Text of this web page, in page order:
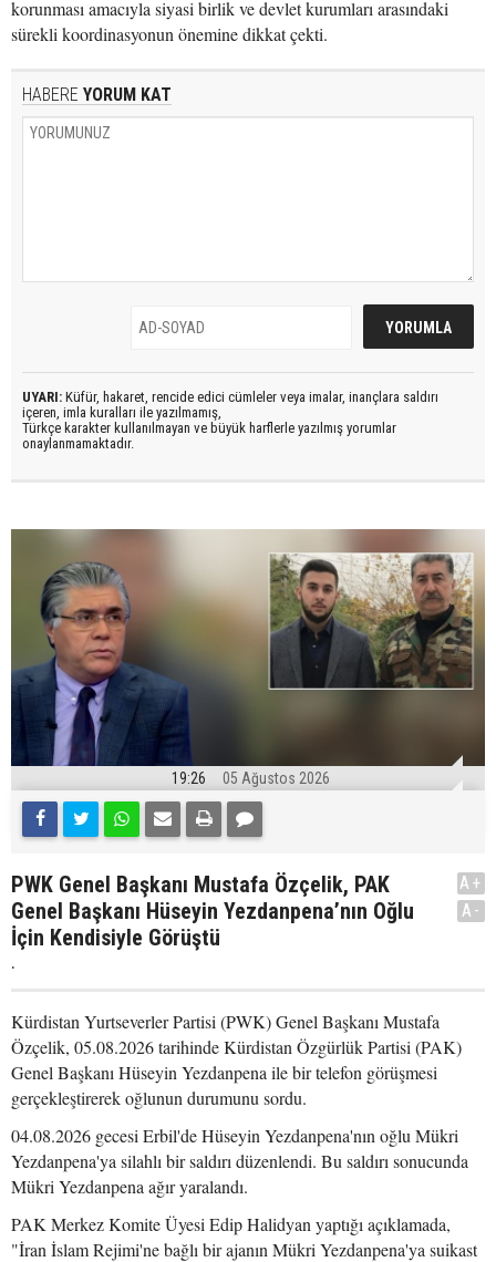
korunması amacıyla siyasi birlik ve devlet kurumları arasındaki
sürekli koordinasyonun önemine dikkat çekti.
HABERE YORUM KAT
UYARI: Küfür, hakaret, rencide edici cümleler veya imalar, inançlara saldırı
içeren, imla kuralları ile yazılmamış,
Türkçe karakter kullanılmayan ve büyük harflerle yazılmış yorumlar
onaylanmamaktadır.
19:26 05 Ağustos 2026
PWK Genel Başkanı Mustafa Özçelik, PAK
Genel Başkanı Hüseyin Yezdanpena’nın Oğlu
İçin Kendisiyle Görüştü
.
A+
A-
Kürdistan Yurtseverler Partisi (PWK) Genel Başkanı Mustafa
Özçelik, 05.08.2026 tarihinde Kürdistan Özgürlük Partisi (PAK)
Genel Başkanı Hüseyin Yezdanpena ile bir telefon görüşmesi
gerçekleştirerek oğlunun durumunu sordu.
04.08.2026 gecesi Erbil'de Hüseyin Yezdanpena'nın oğlu Mükri
Yezdanpena'ya silahlı bir saldırı düzenlendi. Bu saldırı sonucunda
Mükri Yezdanpena ağır yaralandı.
PAK Merkez Komite Üyesi Edip Halidyan yaptığı açıklamada,
"İran İslam Rejimi'ne bağlı bir ajanın Mükri Yezdanpena'ya suikast